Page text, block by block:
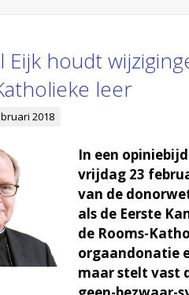
Eijk houdt
leer
2018
In een
vrijdag 23
van de
als de Eerste
de Rooms-
orgaandonatie
maar stelt vast